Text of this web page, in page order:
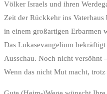
Völker Israels und ihren
Zeit der Rückkehr ins
in einem großartigen Erbarmen
Das Lukasevangelium
Ausschau. Noch nicht versöhnt
Wenn das nicht Mut macht,